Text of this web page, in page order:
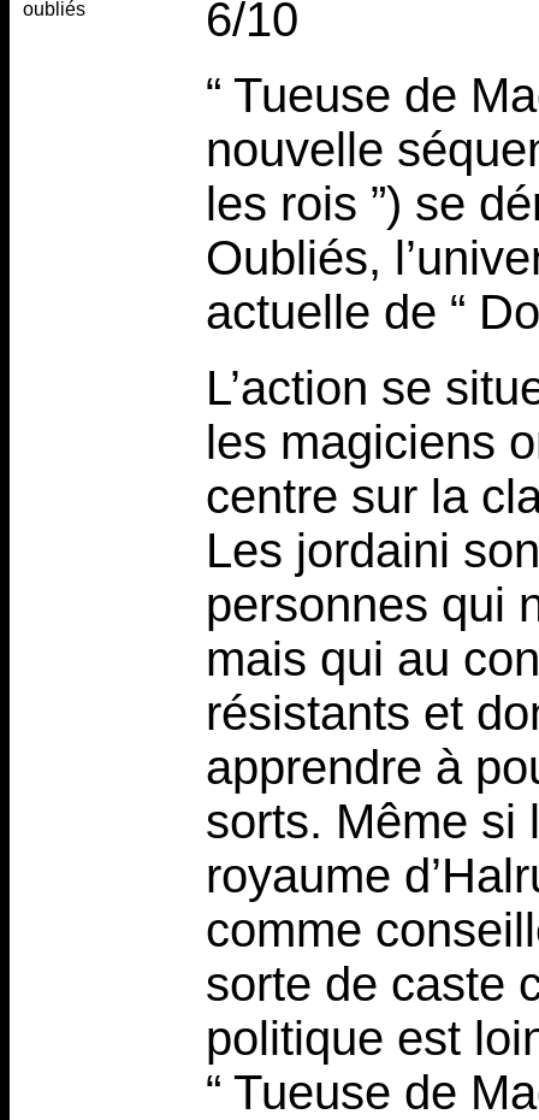
oubliés
6/10
“ Tueuse de
nouvelle
les rois ”) se
Oubliés,
actuelle de “
L’action se
les magiciens
centre sur la
Les jordaini
personnes qui
mais qui au
résistants et
apprendre à
sorts. Même si
royaume
comme
sorte de caste
politique est
“ Tueuse de